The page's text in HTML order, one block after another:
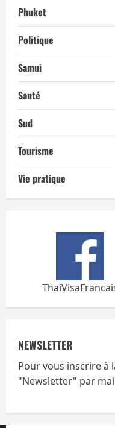
Phuket
Politique
Samui
Santé
Sud
Tourisme
Vie pratique
NEWSLETTER
Pour vous inscrire à
"Newsletter" par